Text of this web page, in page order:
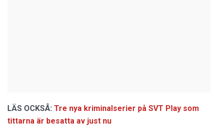
LÄS OCKSÅ: Tre nya kriminalserier på SVT Play som
tittarna är besatta av just nu